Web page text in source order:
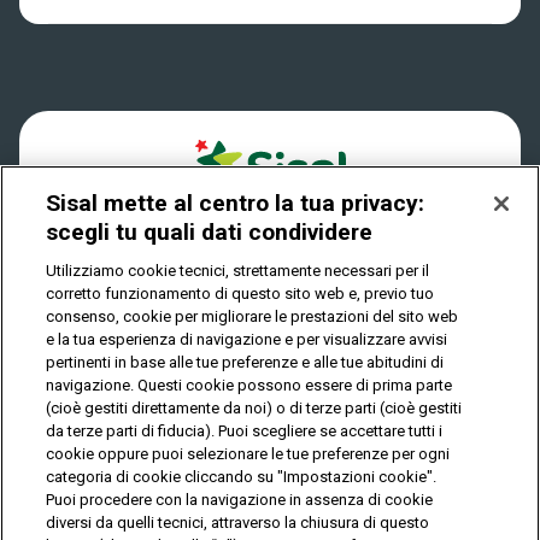
Play Your Date
Privacy
IL GIOCO È VIETATO AI MINORI E PUÒ CAUSARE
DIPENDENZA PATOLOGICA
© Copyright Sisal Italia S.p.A. - P.I. 02433760135
Privacy Cookies
Mappa
del
sito
Sisal mette al centro la tua privacy:
scegli tu quali dati condividere
Utilizziamo cookie tecnici, strettamente necessari per il
corretto funzionamento di questo sito web e, previo tuo
consenso, cookie per migliorare le prestazioni del sito web
e la tua esperienza di navigazione e per visualizzare avvisi
pertinenti in base alle tue preferenze e alle tue abitudini di
navigazione. Questi cookie possono essere di prima parte
(cioè gestiti direttamente da noi) o di terze parti (cioè gestiti
da terze parti di fiducia). Puoi scegliere se accettare tutti i
cookie oppure puoi selezionare le tue preferenze per ogni
categoria di cookie cliccando su "Impostazioni cookie".
Puoi procedere con la navigazione in assenza di cookie
diversi da quelli tecnici, attraverso la chiusura di questo